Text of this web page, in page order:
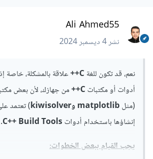
Ali Ahmed55
نشر4 ديسمبر 2024
نعم، قد تكون للغةC++
علاقة بالمشكلة، خاصة
أدوات أو مكتباتC++ من جهازك، لأن بعض
(مثلmatplotlib وkiwisolver ) تعتمد
إنشاؤها باستخدام أدواتC++ Build Tools.
يجب القيام ببعض الخطوات: